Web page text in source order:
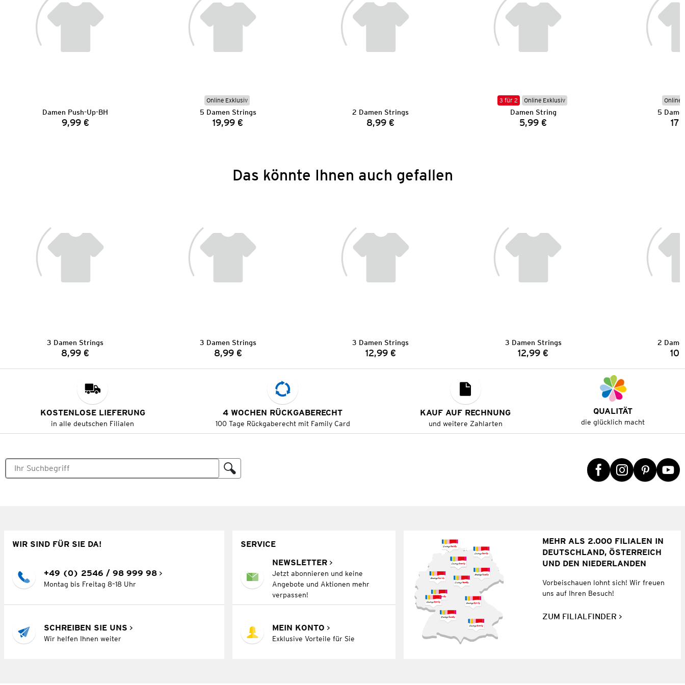
Damen Push-Up-BH
Preis:
9,99 €
Online Exklusiv
5 Damen Strings
Preis:
19,99 €
2 Damen Strings
Preis:
8,99 €
3 für 2 Online Exklusiv
Damen String
Preis:
5,99 €
Online
5
Das könnte Ihnen auch gefallen
3 Damen Strings
Preis:
8,99 €
3 Damen Strings
Preis:
8,99 €
3 Damen Strings
Preis:
12,99 €
3 Damen Strings
Preis:
12,99 €
2
KOSTENLOSE LIEFERUNG
in alle deutschen Filialen
4 WOCHEN RÜCKGABERECHT
100 Tage Rückgaberecht mit Family Card
KAUF AUF RECHNUNG
und weitere Zahlarten
QUALITÄT
die glücklich macht
WIR SIND FÜR SIE DA!
+49 (0) 2546 / 98 999 98
Montag bis Freitag 8–18 Uhr
SCHREIBEN SIE UNS
Wir helfen Ihnen weiter
SERVICE
NEWSLETTER
Jetzt abonnieren und keine
Angebote und Aktionen mehr
verpassen!
MEIN KONTO
Exklusive Vorteile für Sie
MEHR ALS 2.000 FILIALEN IN
DEUTSCHLAND, ÖSTERREICH
UND DEN NIEDERLANDEN
Vorbeischauen lohnt sich! Wir freuen
uns auf Ihren Besuch!
ZUM FILIALFINDER